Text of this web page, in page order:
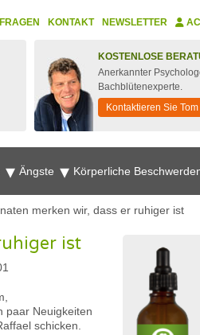
KONTAKT NEWSLETTER
KOSTENLOSE
Anerkannter
Bachblütenexperte.
Kontaktieren Sie Tom
Ängste Körperliche
merken wir, dass er ruhiger ist
ist
paar Neuigkeiten
schicken.